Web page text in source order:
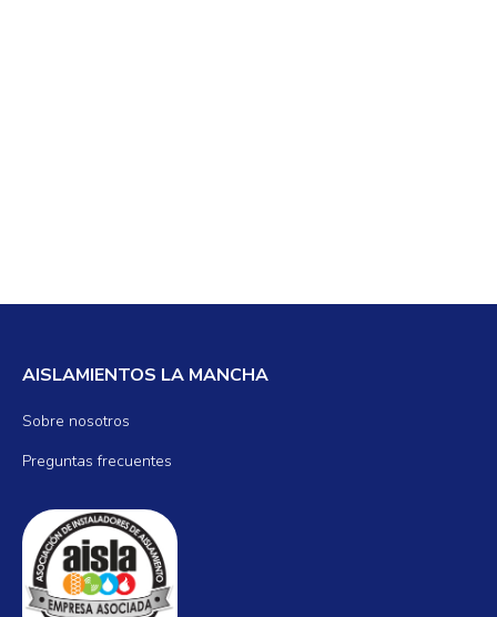
AISLAMIENTOS LA MANCHA
Sobre nosotros
Preguntas frecuentes